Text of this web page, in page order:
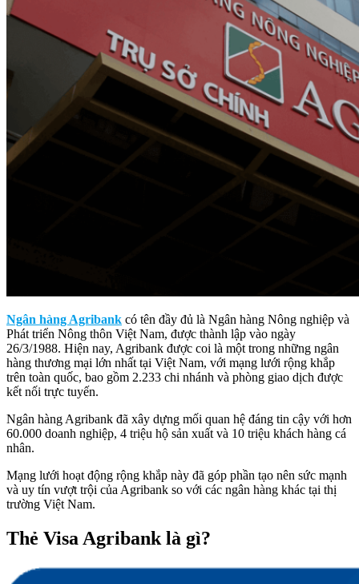
Ngân hàng Agribank có tên đầy đủ là Ngân hàng Nông nghiệp và
Phát triển Nông thôn Việt Nam, được thành lập vào ngày
26/3/1988. Hiện nay, Agribank được coi là một trong những ngân
hàng thương mại lớn nhất tại Việt Nam, với mạng lưới rộng khắp
trên toàn quốc, bao gồm 2.233 chi nhánh và phòng giao dịch được
kết nối trực tuyến.
Ngân hàng Agribank đã xây dựng mối quan hệ đáng tin cậy với hơn
60.000 doanh nghiệp, 4 triệu hộ sản xuất và 10 triệu khách hàng cá
nhân.
Mạng lưới hoạt động rộng khắp này đã góp phần tạo nên sức mạnh
và uy tín vượt trội của Agribank so với các ngân hàng khác tại thị
trường Việt Nam.
Thẻ Visa Agribank là gì?